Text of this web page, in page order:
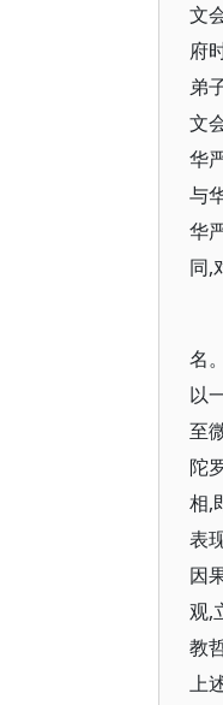
文
府
弟
文
华
与
华
同,
名
以
至
陀
相,
表
因
观,
教
上